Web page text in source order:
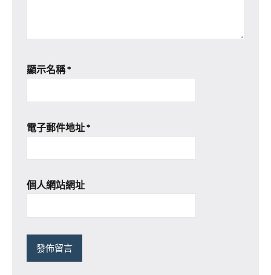
顯示名稱*
電子郵件地址*
個人網站網址